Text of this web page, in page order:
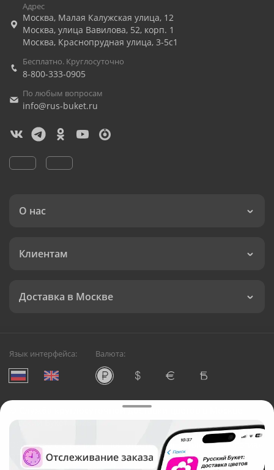
Адрес
Москва, Малая Калужская улица, 12
Москва, улица Вавилова, 52, корп. 1
Москва, Краснопрудная улица, 3-5с1
Бесплатно. Круглосуточно
8-800-333-0905
По любым вопросам
info@rus-buket.ru
О нас
Клиентам
Доставка в Москве
Язык интерфейса: Валюта:
Служба круглосуточной доставки цветов в Москве
Русский Букет, 2026
Общество с ограниченной ответственностью «Технология»
ОГРН: 1195476081745, ИНН: 5410081997